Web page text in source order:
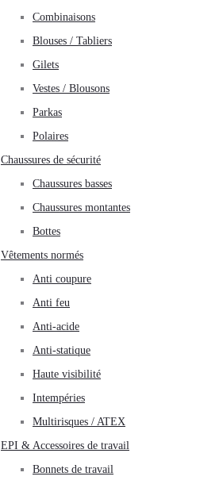
Combinaisons
Blouses / Tabliers
Gilets
Vestes / Blousons
Parkas
Polaires
Chaussures de sécurité
Chaussures basses
Chaussures montantes
Bottes
Vêtements normés
Anti coupure
Anti feu
Anti-acide
Anti-statique
Haute visibilité
Intempéries
Multirisques / ATEX
EPI & Accessoires de travail
Bonnets de travail